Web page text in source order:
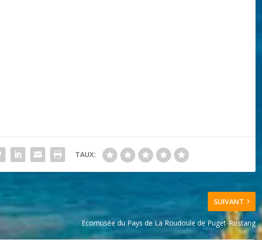
TAUX:
SUIVANT
Ecomusée du Pays de La Roudoule de Puget-Rostang